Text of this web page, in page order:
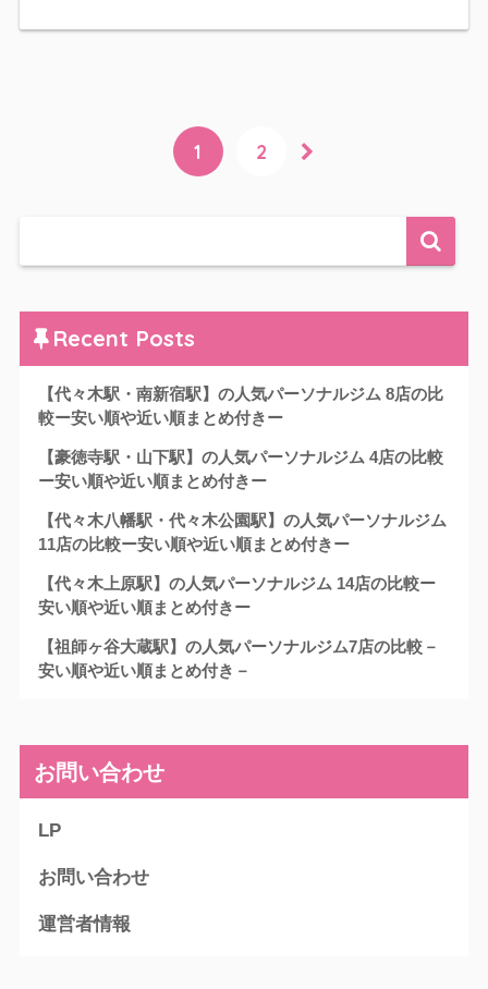
1 2
Recent Posts
【代々木駅・南新宿駅】の人気パーソナルジム 8店の比
較ー安い順や近い順まとめ付きー
【豪徳寺駅・山下駅】の人気パーソナルジム 4店の比較
ー安い順や近い順まとめ付きー
【代々木八幡駅・代々木公園駅】の人気パーソナルジム
11店の比較ー安い順や近い順まとめ付きー
【代々木上原駅】の人気パーソナルジム 14店の比較ー
安い順や近い順まとめ付きー
【祖師ヶ谷大蔵駅】の人気パーソナルジム7店の比較－
安い順や近い順まとめ付き－
お問い合わせ
LP
お問い合わせ
運営者情報